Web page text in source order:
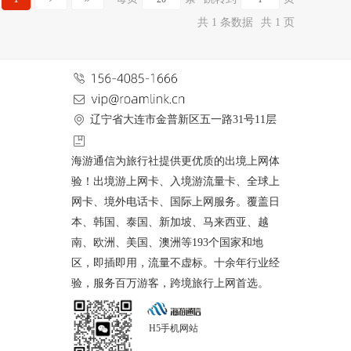
共 1 条数据
共 1 页
辽宁省大连市金普新区五一路31号11层
海游通信为旅行社提供更优质的出境上网体
验！出境游上网卡、入境游流量卡、全球上
网卡、境外电话卡、国际上网服务。覆盖日
本、韩国、泰国、新加坡、马来西亚、越
南、欧洲、美国、澳洲等193个国家和地
区，即插即用，流量不虚标。十余年行业经
验，服务百万游客，跨境旅行上网首选。
H5手机网站